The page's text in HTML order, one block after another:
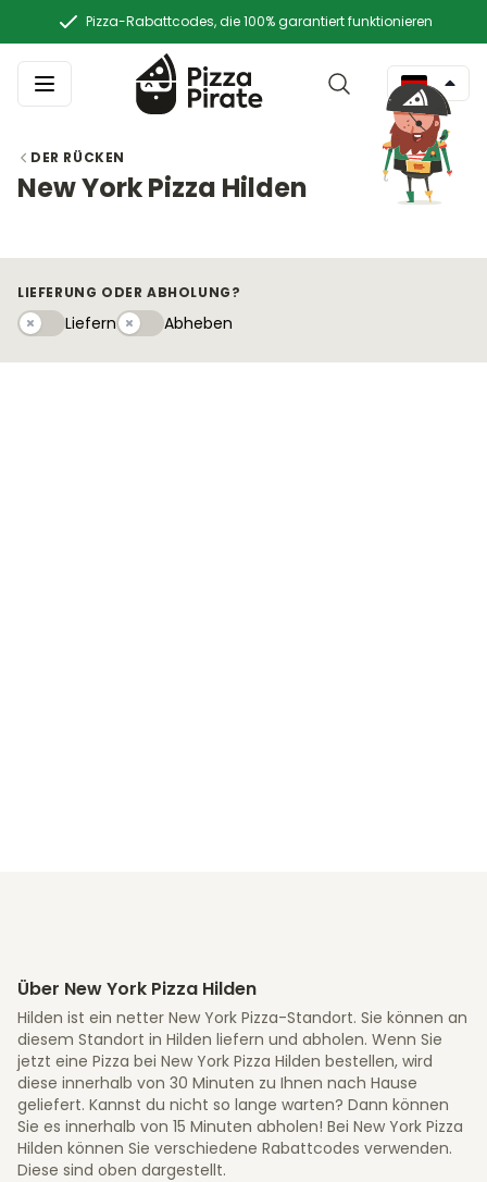
Pizza-Rabattcodes, die 100% garantiert funktionieren
DER RÜCKEN
New York Pizza Hilden
LIEFERUNG ODER ABHOLUNG?
LiefernLiefernAbhebeny
Abheben
Über New York Pizza Hilden
Hilden ist ein netter New York Pizza-Standort. Sie können an
diesem Standort in Hilden liefern und abholen. Wenn Sie
jetzt eine Pizza bei New York Pizza Hilden bestellen, wird
diese innerhalb von 30 Minuten zu Ihnen nach Hause
geliefert. Kannst du nicht so lange warten? Dann können
Sie es innerhalb von 15 Minuten abholen! Bei New York Pizza
Hilden können Sie verschiedene Rabattcodes verwenden.
Diese sind oben dargestellt.